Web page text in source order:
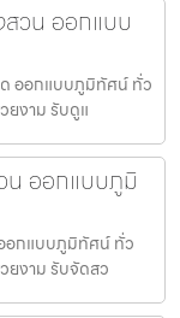
วน ออกแบบ
ออกแบบภูมิทัศน์ ทั่ว
ยงาม รับดูแ
น ออกแบบภูมิ
อกแบบภูมิทัศน์ ทั่ว
ยงาม รับจัดสว